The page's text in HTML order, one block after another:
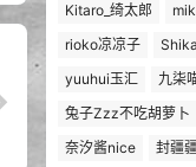
Kitaro_绮太郎
rioko凉凉子
yuuhui玉汇
九柒
兔子Zzz不吃胡萝卜
奈汐酱nice
封疆